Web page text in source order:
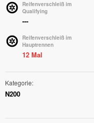
Reifenverschleiß im
Qualifying
---
Reifenverschleiß im
Hauptrennen
12 Mal
Kategorie
N200